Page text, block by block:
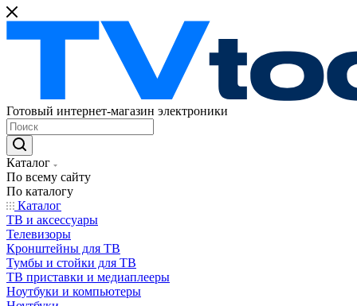
Готовый интернет-магазин электроники
Каталог
По всему сайту
По каталогу
Каталог
ТВ и аксессуары
Телевизоры
Кронштейны для ТВ
Тумбы и стойки для ТВ
ТВ приставки и медиаплееры
Ноутбуки и компьютеры